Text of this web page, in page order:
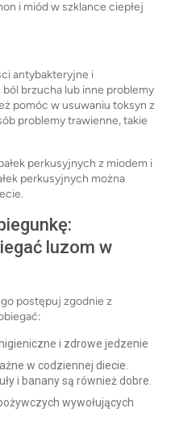
i miód w szklance ciepłej
antybakteryjne i
brzucha lub inne problemy
pomóc w usuwaniu toksyn z
problemy trawienne, takie
perkusyjnych z miodem i
perkusyjnych można
luzom w
postępuj zgodnie z
i zdrowe jedzenie
w codziennej diecie.
i banany są również dobre.
wywołujących